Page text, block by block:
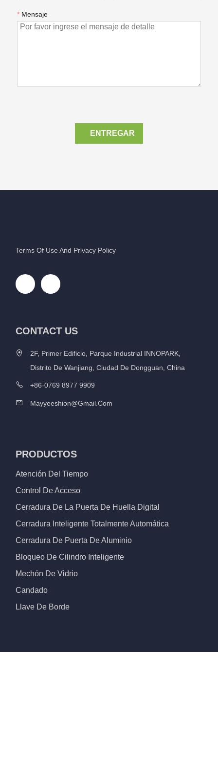
* Mensaje
ENTREGAR
Terms Of Use And Privacy Policy
CONTACT US
2F, Primer Edificio, Parque Industrial INNOPARK,
Distrito De Wanjiang, Ciudad De Dongguan, China
+86-0769 8977 9909
Mayyeeshion@gmail.com
PRODUCTOS
Atención Del Tiempo
Control De Acceso
Cerradura De La Puerta De Huella Digital
Cerradura Inteligente Totalmente Automática
Cerradura De Puerta De Aluminio
Bloqueo De Cilindro Inteligente
Mechón De Vidrio
Candado
Llave De Borde